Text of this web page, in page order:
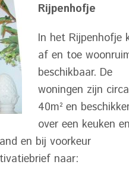
Rijpenhofje
In het Rijpenhofje
af en toe
beschikbaar. De
woningen zijn circa
40m² en
over een keuken en
en bij voorkeur
naar: